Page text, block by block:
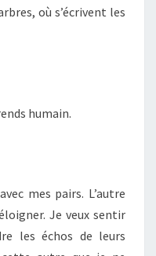
où s’écrivent les
humain.
mes pairs. L’autre
Je veux sentir
les échos de leurs